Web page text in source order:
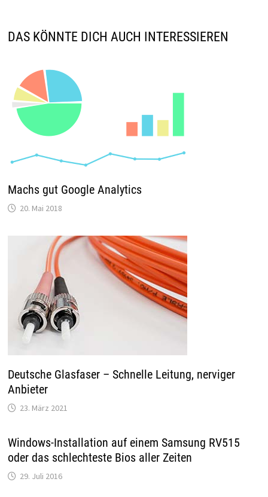
DAS KÖNNTE DICH AUCH INTERESSIEREN
Machs gut Google Analytics
20. Mai 2018
Deutsche Glasfaser – Schnelle Leitung, nerviger
Anbieter
23. März 2021
Windows-Installation auf einem Samsung RV515
oder das schlechteste Bios aller Zeiten
29. Juli 2016